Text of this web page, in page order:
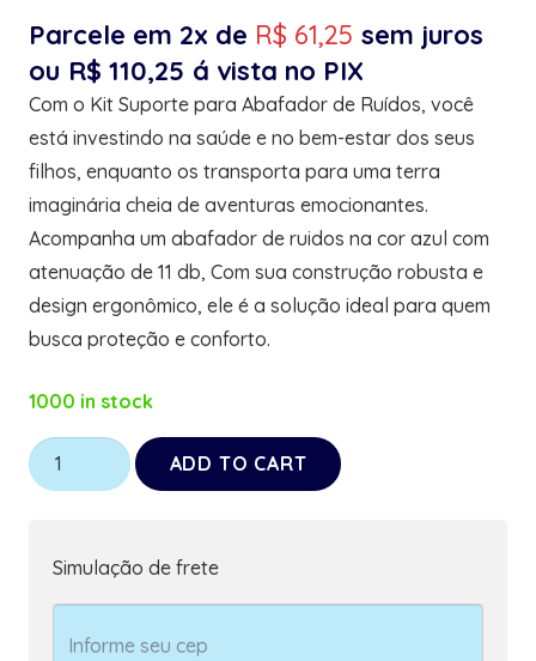
Parcele em 2x de R$ 61,25 sem juros
ou R$ 110,25 á vista no PIX
Com o Kit Suporte para Abafador de Ruídos, você
está investindo na saúde e no bem-estar dos seus
filhos, enquanto os transporta para uma terra
imaginária cheia de aventuras emocionantes.
Acompanha um abafador de ruidos na cor azul com
atenuação de 11 db, Com sua construção robusta e
design ergonômico, ele é a solução ideal para quem
busca proteção e conforto.
1000 in stock
Kit
Suporte
ADD TO CART
Simulação de frete